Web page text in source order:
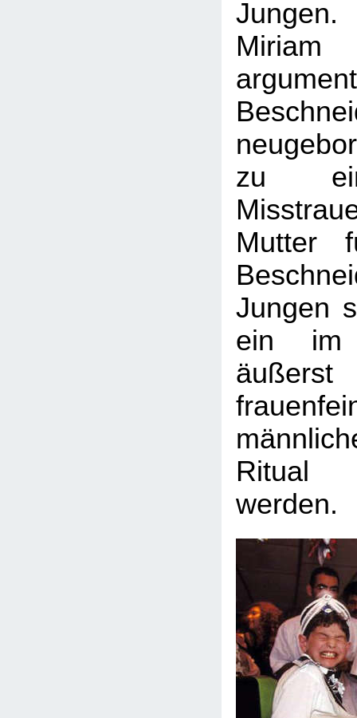
zu
Mutter
Jungen
ein im
äußerst
Ritual
werden.